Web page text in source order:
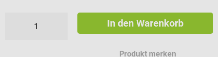
In den Warenkorb
Produkt merken